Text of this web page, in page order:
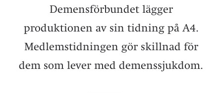
Demensförbundet lägger
produktionen av sin tidning på A4.
Medlemstidningen gör skillnad för
dem som lever med demenssjukdom.